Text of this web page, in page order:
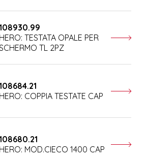
HERO: TESTATA OPALE PER
TL 2PZ
HERO: COPPIA TESTATE CAP
HERO: MOD.CIECO 1400 CAP